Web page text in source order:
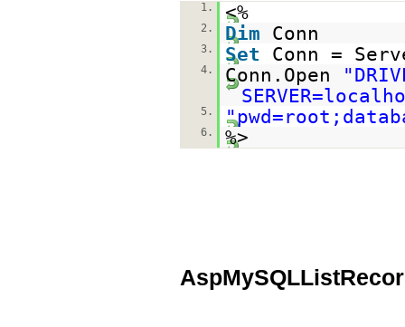
1. <%
2. Dim Conn
3. Set Conn =
4. Conn.Open
5.
6. %>